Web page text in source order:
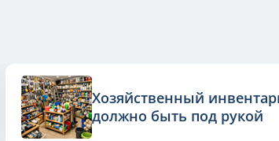
Хозяйственный
должно быть под рукой